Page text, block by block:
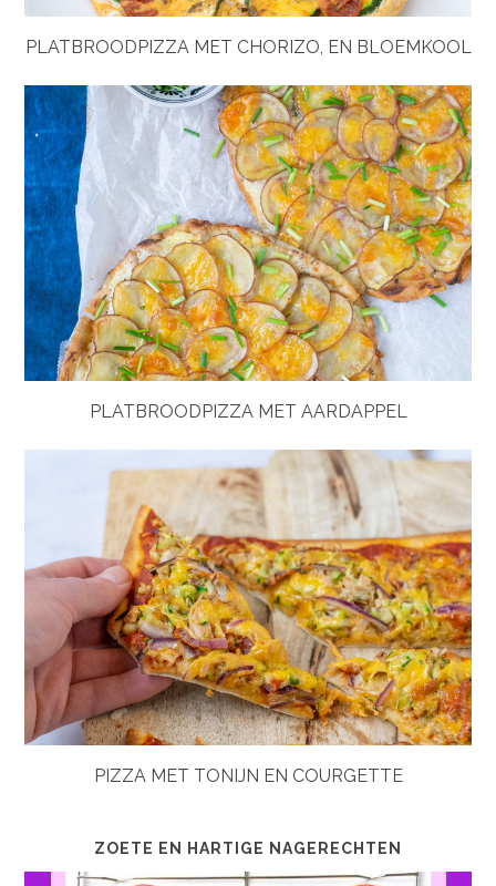
PLATBROODPIZZA MET CHORIZO, EN BLOEMKOOL
PLATBROODPIZZA MET AARDAPPEL
PIZZA MET TONIJN EN COURGETTE
ZOETE EN HARTIGE NAGERECHTEN